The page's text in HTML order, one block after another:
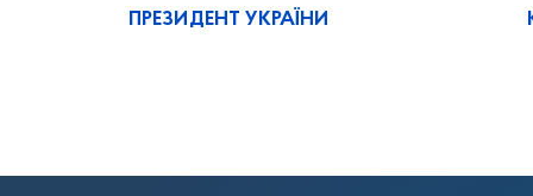
ПРЕЗИДЕНТ УКРАЇНИ